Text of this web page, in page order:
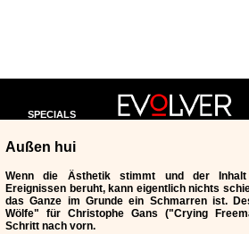
SPECIALS
Außen hui
Wenn die Ästhetik stimmt und der Inhalt
Ereignissen beruht, kann eigentlich nichts
das Ganze im Grunde ein Schmarren ist.
Wölfe" für Christophe Gans ("Crying
Schritt nach vorn.